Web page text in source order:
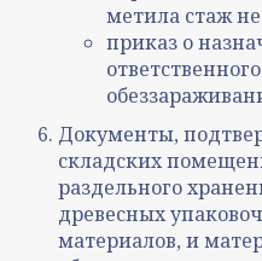
метила стаж
приказ о
Документы,
складских
раздельного
древесных
материалов, и